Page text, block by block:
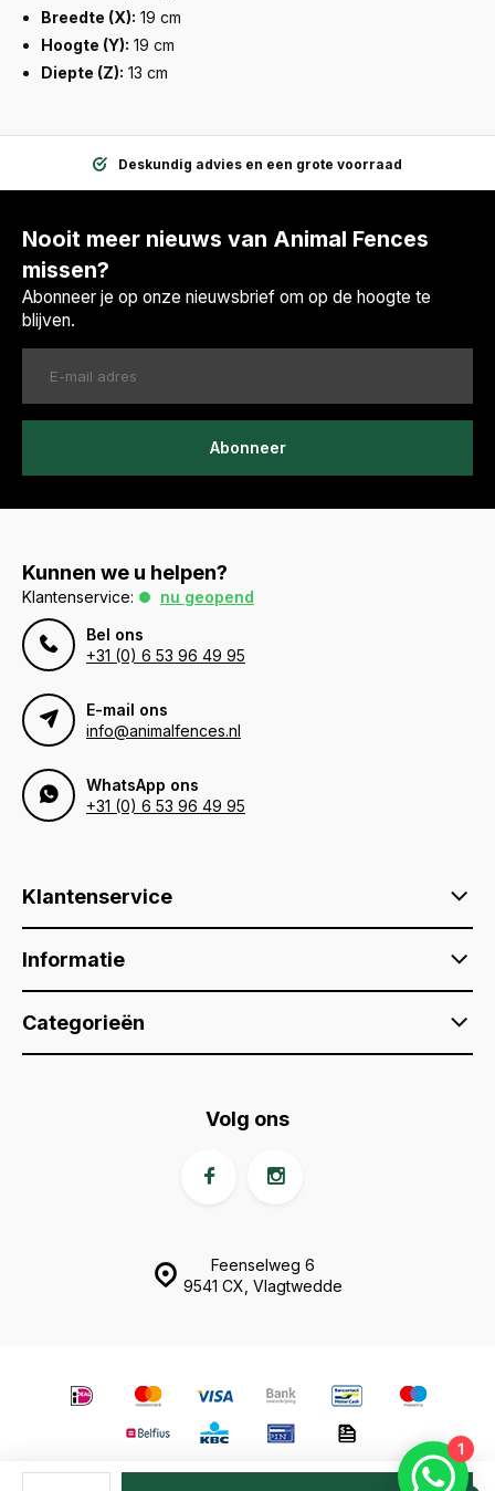
Breedte (X): 19 cm
Hoogte (Y): 19 cm
Diepte (Z): 13 cm
Deskundig advies en een grote voorraad
Nooit meer nieuws van Animal Fences
missen?
Abonneer je op onze nieuwsbrief om op de hoogte te
blijven.
Abonneer
Kunnen we u helpen?
Klantenservice:
nu geopend
Bel ons
+31 (0) 6 53 96 49 95
E-mail ons
info@animalfences.nl
WhatsApp ons
+31 (0) 6 53 96 49 95
Klantenservice
Informatie
Categorieën
Feenselweg 6
9541 CX, Vlagtwedde
Volg ons
© Animal Fences Sitemap
1